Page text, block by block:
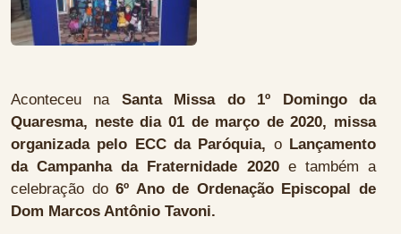
Aconteceu na Santa Missa do 1º Domingo da
Quaresma, neste dia 01 de março de 2020, missa
organizada pelo ECC da Paróquia, o Lançamento
da Campanha da Fraternidade 2020 e também a
celebração do6º Ano de Ordenação Episcopal de
Dom Marcos Antônio Tavoni.